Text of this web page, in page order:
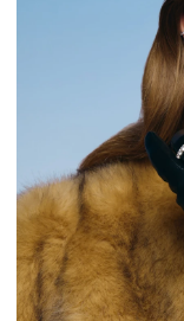
Серебряное колье с
фианитами двух цветов
белый и параиба
13 230 ₽
-30%